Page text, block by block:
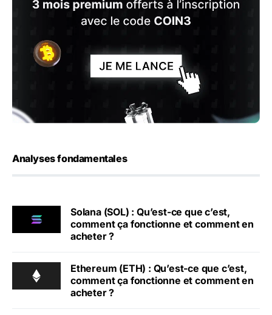
Analyses fondamentales
Solana (SOL) : Qu’est-ce que c’est,
comment ça fonctionne et comment en
acheter ?
Ethereum (ETH) : Qu’est-ce que c’est,
comment ça fonctionne et comment en
acheter ?